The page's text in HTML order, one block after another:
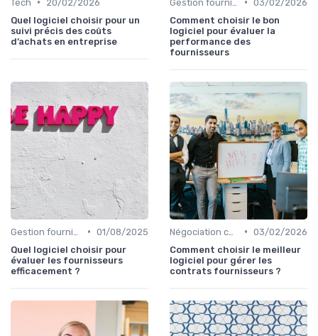
Tech
20/02/2026
Quel logiciel choisir pour un
suivi précis des coûts
d’achats en entreprise
03/02/2026
Comment choisir le bon
logiciel pour évaluer la
performance des
fournisseurs
• 01/08/2025
Quel logiciel choisir pour
évaluer les fournisseurs
efficacement ?
• 03/02/2026
Comment choisir le meilleur
logiciel pour gérer les
contrats fournisseurs ?